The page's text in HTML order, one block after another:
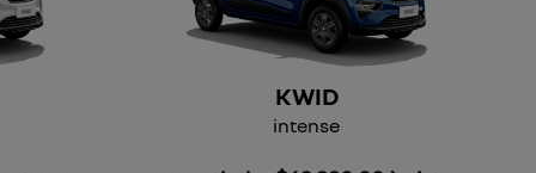
KWID
intense